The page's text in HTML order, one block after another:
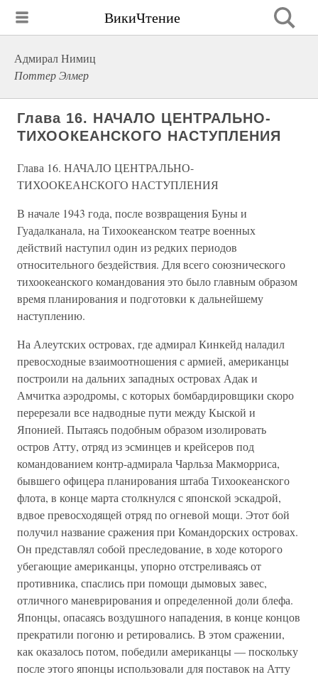
ВикиЧтение
Адмирал Нимиц
Поттер Элмер
Глава 16. НАЧАЛО ЦЕНТРАЛЬНО-
ТИХООКЕАНСКОГО НАСТУПЛЕНИЯ
Глава 16. НАЧАЛО ЦЕНТРАЛЬНО-
ТИХООКЕАНСКОГО НАСТУПЛЕНИЯ
В начале 1943 года, после возвращения Буны и
Гуадалканала, на Тихоокеанском театре военных
действий наступил один из редких периодов
относительного бездействия. Для всего союзнического
тихоокеанского командования это было главным образом
время планирования и подготовки к дальнейшему
наступлению.
На Алеутских островах, где адмирал Кинкейд наладил
превосходные взаимоотношения с армией, американцы
построили на дальних западных островах Адак и
Амчитка аэродромы, с которых бомбардировщики скоро
перерезали все надводные пути между Кыской и
Японией. Пытаясь подобным образом изолировать
остров Атту, отряд из эсминцев и крейсеров под
командованием контр-адмирала Чарльза Макморриса,
бывшего офицера планирования штаба Тихоокеанского
флота, в конце марта столкнулся с японской эскадрой,
вдвое превосходящей отряд по огневой мощи. Этот бой
получил название сражения при Командорских островах.
Он представлял собой преследование, в ходе которого
убегающие американцы, упорно отстреливаясь от
противника, спаслись при помощи дымовых завес,
отличного маневрирования и определенной доли блефа.
Японцы, опасаясь воздушного нападения, в конце концов
прекратили погоню и ретировались. В этом сражении,
как оказалось потом, победили американцы — поскольку
после этого японцы использовали для поставок на Атту